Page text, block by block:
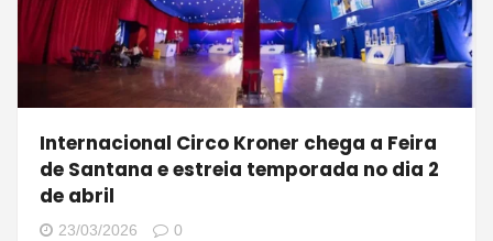
Internacional Circo Kroner chega a Feira
de Santana e estreia temporada no dia 2
de abril
23/03/2026 0